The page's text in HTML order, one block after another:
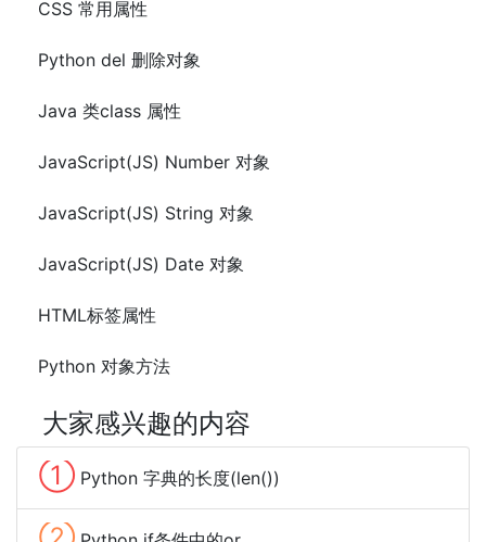
CSS 常用属性
Python del 删除对象
Java 类class 属性
JavaScript(JS) Number 对象
JavaScript(JS) String 对象
JavaScript(JS) Date 对象
HTML标签属性
Python 对象方法
大家感兴趣的内容
① Python 字典的长度(len())